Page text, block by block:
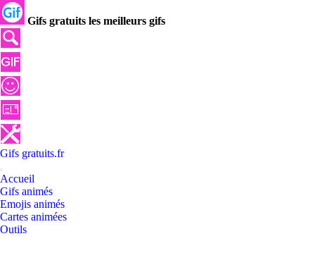
Gifs gratuits les meilleurs gifs
Gifs gratuits.fr
Accueil
Gifs animés
Emojis animés
Cartes animées
Outils